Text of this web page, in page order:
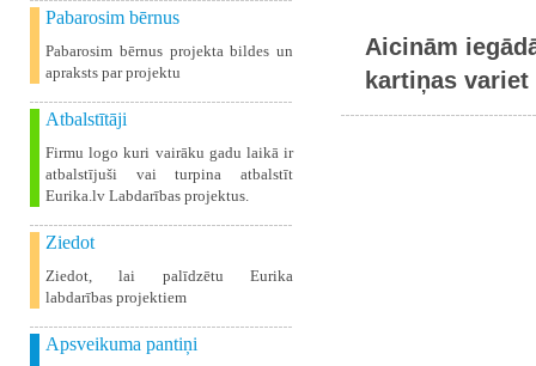
Pabarosim bērnus
Pabarosim bērnus projekta bildes un
apraksts par projektu
Atbalstītāji
Firmu logo kuri vairāku gadu laikā ir
atbalstījuši vai turpina atbalstīt
Eurika.lv Labdarības projektus.
Ziedot
Ziedot, lai palīdzētu Eurika
labdarības projektiem
Apsveikuma pantiņi
Aicinām
kartiņas variet